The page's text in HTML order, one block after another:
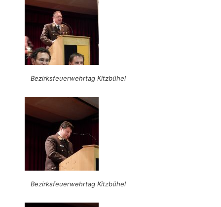
Bezirksfeuerwehrtag Kitzbühel
Bezirksfeuerwehrtag Kitzbühel